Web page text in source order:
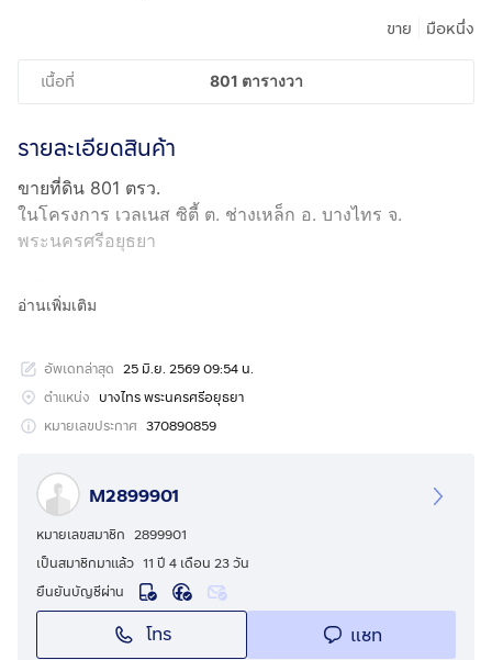
ขาย มือหนึ่ง
เนื้อที่ 801 ตารางวา
รายละเอียดสินค้า
ขายที่ดิน 801 ตรว.
ในโครงการ เวลเนส ซิตี้ ต. ช่างเหล็ก อ. บางไทร จ.
พระนครศรีอยุธยา
ที่ตั้งโครงการอยู่ติดถนนสายเอเชีย 3111 (ถนนปทุม- เสนา)
ตำบลเสนาเพียง 10 กิโลเมตร และใกล้สนามกอล์ฟ บางไทร
คันทรีคลับ ประมาณ 5 กิโลเมตร ภายในโครงการมีสถาน
พยาบาลและคลับเฮ้าส์
ขนาดที่ดิน 40 ×80 เมตร ด้านหน้าติดถนนโครงการ ด้าน
หลังติดบึงน้ำ หน้าแปลงหันทิศตะวันออกเฉียงเหนือ ภายใน
ที่ดินปลูกต้นมะม่วง กล้วยน้ำหว้า และมะละกอ
พิกัด Google map (ตำแหน่งแปลงที่ดิน)
https://maps.app.goo.gl/kUk5XGpZMfkYUcbX7
อ่านเพิ่มเติม
อัพเดทล่าสุด 25 มิ.ย. 2569 09:54 น.
ตำแหน่ง บางไทร พระนครศรีอยุธยา
หมายเลขประกาศ 370890859
M2899901
หมายเลขสมาชิก 2899901
เป็นสมาชิกมาแล้ว 11 ปี 4 เดือน 23 วัน
ยืนยันบัญชีผ่าน
โทร แชท